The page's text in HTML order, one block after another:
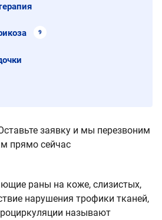
раны на коже, слизистых,
нарушения трофики тканей,
называют
9
заявку и мы перезвоним
прямо сейчас